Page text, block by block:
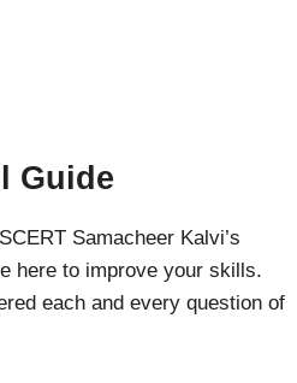
Guide
Samacheer Kalvi’s
here to improve your skills.
each and every question of